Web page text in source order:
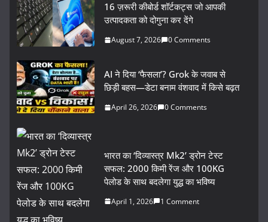
16 ज़रूरी कीबोर्ड शॉर्टकट्स जो आपकी
उत्पादकता को दोगुना कर देंगे
August 7, 2026 0 Comments
AI ने दिया ‘फैसला’? Grok के जवाब से
छिड़ी बहस—डेटा बनाम वंशवाद में किसे बढ़त
April 26, 2026 0 Comments
भारत का ‘दिव्यास्त्र Mk2’ ड्रोन टेस्ट
सफल: 2000 किमी रेंज और 100KG
पेलोड के साथ बदलेगा युद्ध का भविष्य
April 1, 2026 1 Comment